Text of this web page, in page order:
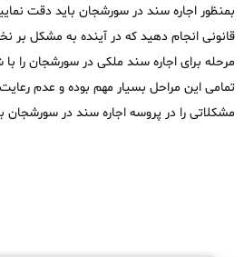
بمنظور اجاره سند در سورشجان باید دقت
مرحله برای اجاره سند ملکی در سورشجان را با
تمامی این مراحل بسیار مهم بوده و عدم
مشکلاتی را در پروسه اجاره سند در سورشجان